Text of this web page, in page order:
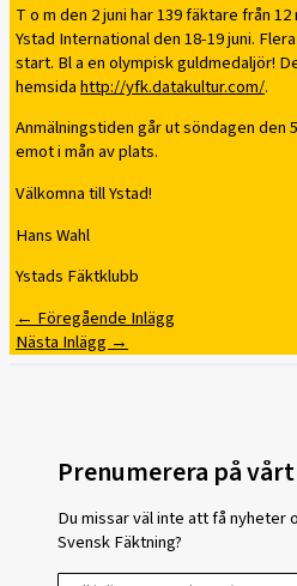
T o m den 2 juni har 139 fäktare från
Ystad International den 18-19 juni.
start. Bl a en olympisk guldmedaljör!
hemsidahttp://yfk.datakultur.com/.
Anmälningstiden går ut söndagen den
emot i mån av plats.
Välkomna till Ystad!
Hans Wahl
Ystads Fäktklubb
← Föregående Inlägg
Nästa Inlägg →
Prenumerera på
Du missar väl inte att få nyheter
Svensk Fäktning?